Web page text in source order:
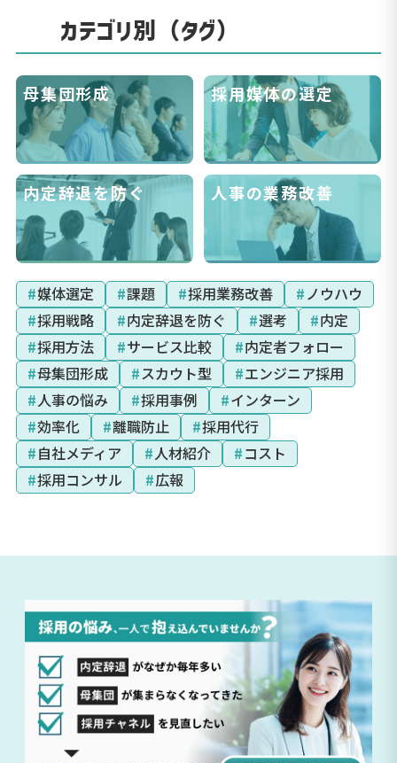
カテゴリ別（タグ）
母集団形成 採用媒体の選定
内定辞退を防ぐ 人事の業務改善
#媒体選定 #課題 #採用業務改善 #ノウハウ
#採用戦略 #内定辞退を防ぐ #選考 #内定
#採用方法 #サービス比較 #内定者フォロー
#母集団形成 #スカウト型 #エンジニア採用
#人事の悩み #採用事例 #インターン
#効率化 #離職防止 #採用代行
#自社メディア #人材紹介 #コスト
#採用コンサル #広報